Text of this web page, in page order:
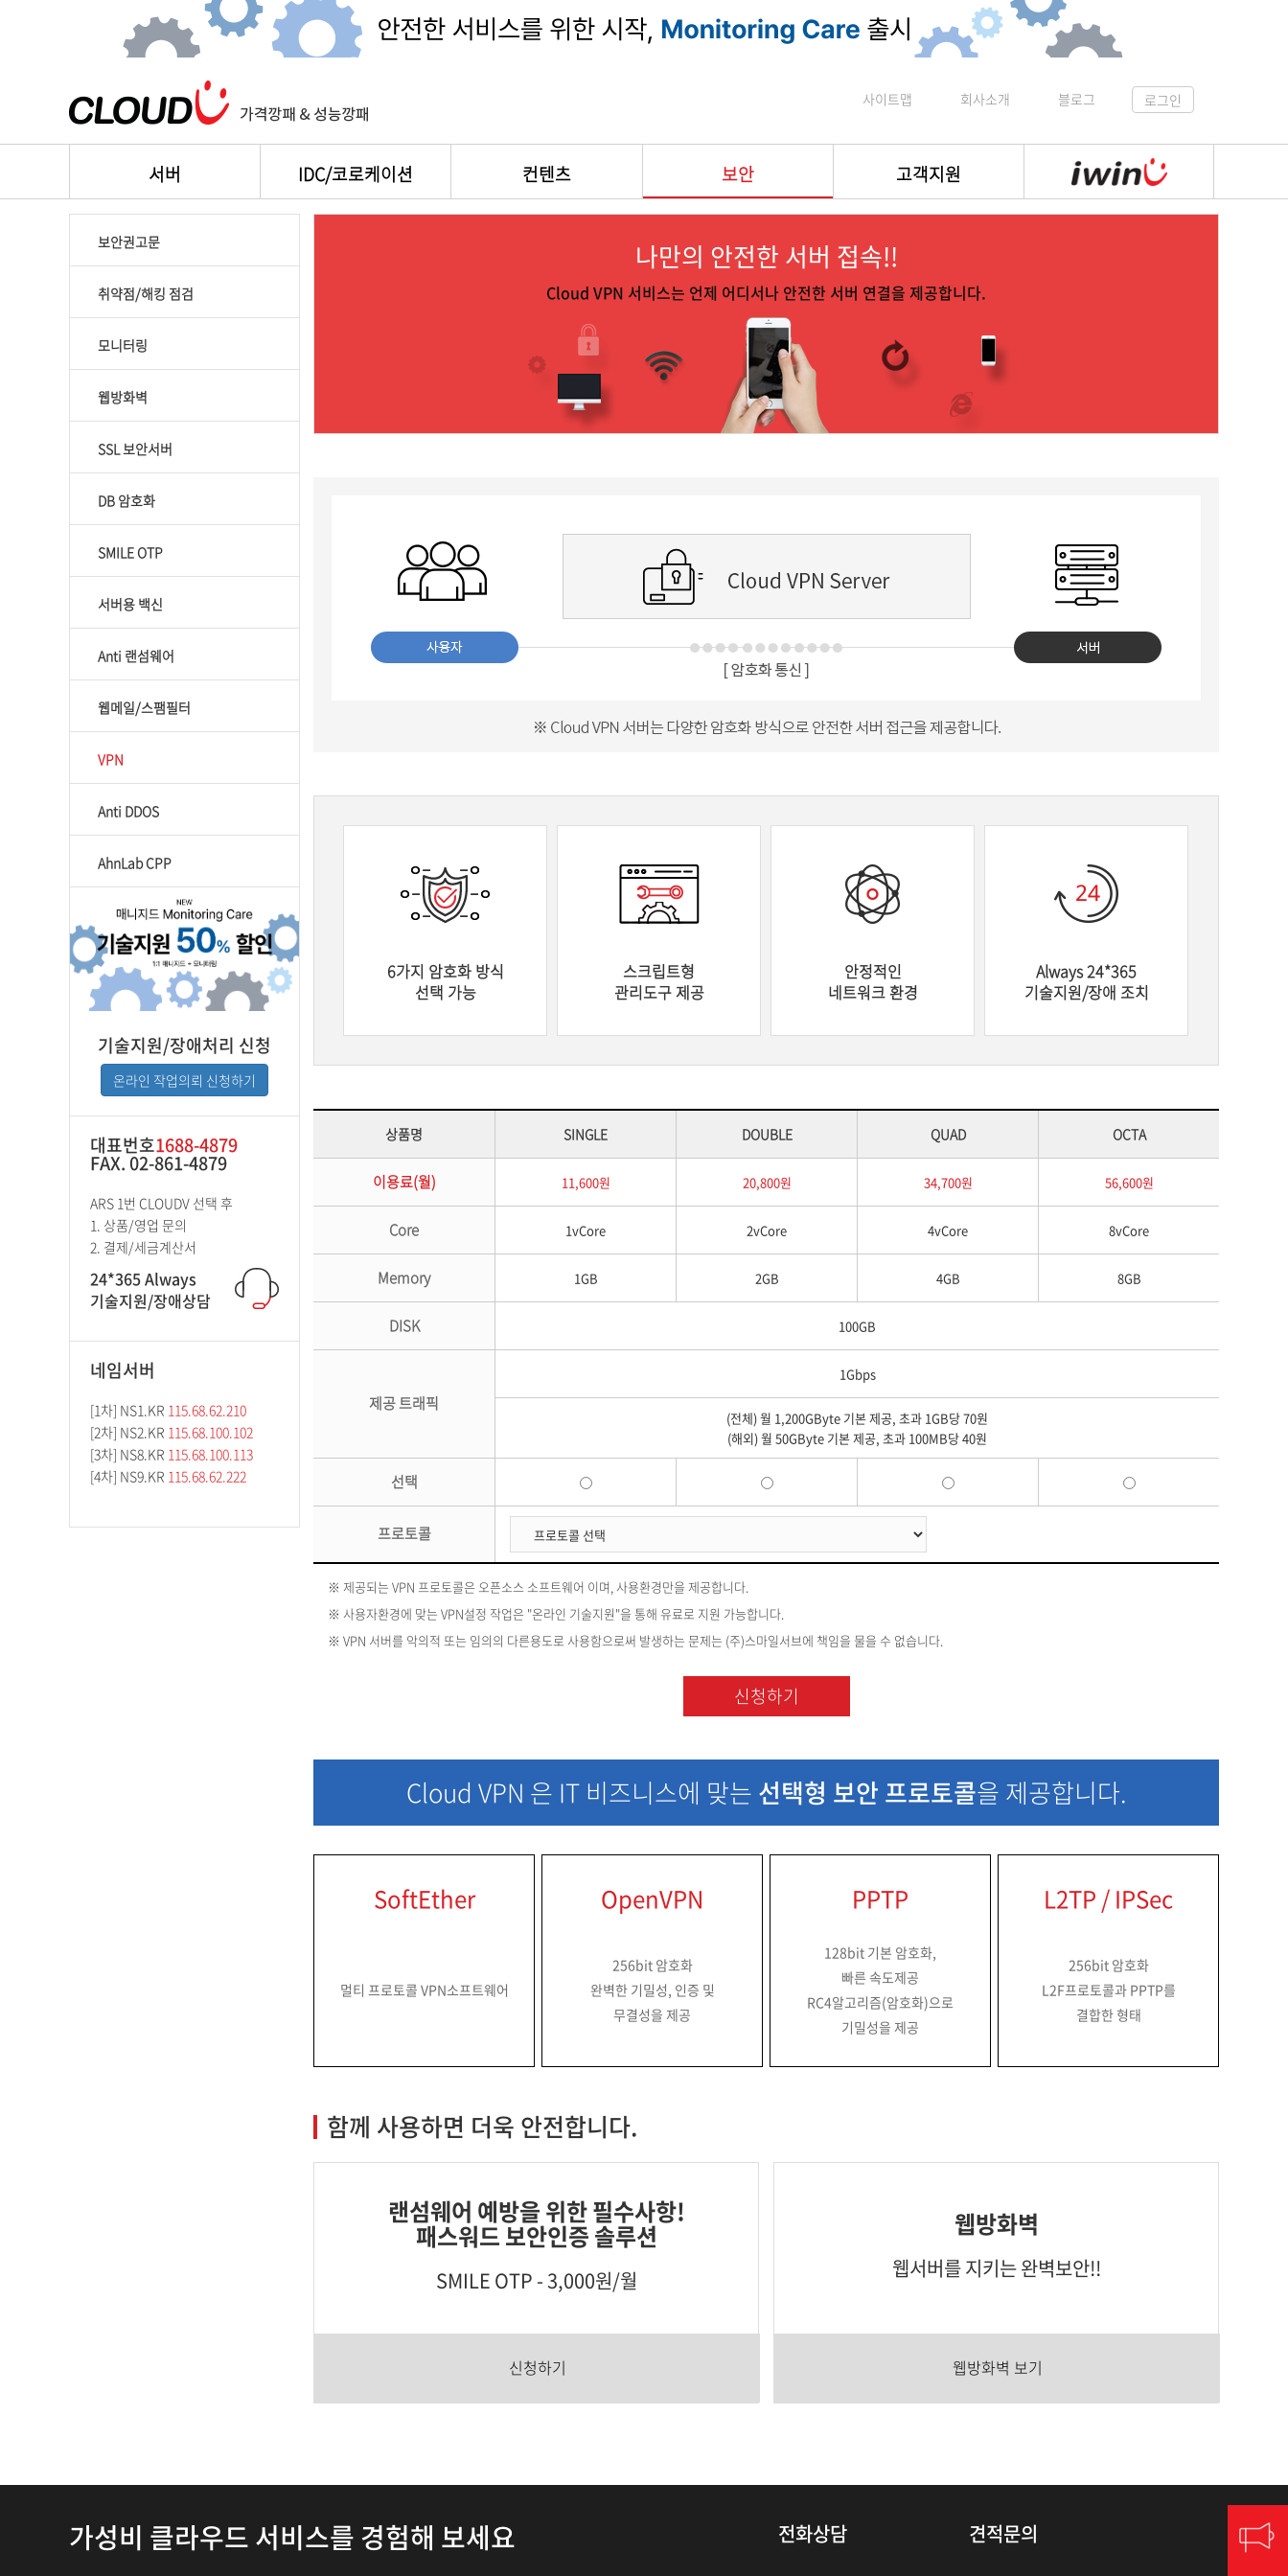
사이트맵 회사소개 블로그 로그인
서버 IDC/코로케이션 컨텐츠 보안 고객지원
보안권고문
취약점/해킹 점검
모니터링
웹방화벽
SSL 보안서버
DB 암호화
SMILE OTP
서버용 백신
Anti 랜섬웨어
웹메일/스팸필터
VPN
Anti DDOS
AhnLab CPP
기술지원/장애처리 신청
온라인 작업의뢰 신청하기
대표번호1688-4879
FAX. 02-861-4879
ARS 1번 CLOUDV 선택 후
1. 상품/영업 문의
2. 결제/세금계산서
24*365 Always
기술지원/장애상담
네임서버
[1차] NS1.KR 115.68.62.210
[2차] NS2.KR 115.68.100.102
[3차] NS8.KR 115.68.100.113
[4차] NS9.KR 115.68.62.222
나만의 안전한 서버 접속!!
Cloud VPN 서비스는 언제 어디서나 안전한 서버 연결을 제공합니다.
6가지 암호화 방식
선택 가능
스크립트형
관리도구 제공
안정적인
네트워크 환경
Always 24*365
기술지원/장애 조치
상품명 SINGLE DOUBLE QUAD OCTA
이용료(월) 11,600원 20,800원 34,700원 56,600원
Core 1vCore 2vCore 4vCore 8vCore
Memory 1GB 2GB 4GB 8GB
DISK 100GB
제공 트래픽
1Gbps
(전체) 월 1,200GByte 기본 제공, 초과 1GB당 70원
(해외) 월 50GByte 기본 제공, 초과 100MB당 40원
선택
프로토콜
※ 제공되는 VPN 프로토콜은 오픈소스 소프트웨어 이며, 사용환경만을 제공합니다.
※ 사용자환경에 맞는 VPN설정 작업은 "온라인 기술지원"을 통해 유료로 지원 가능합니다.
※ VPN 서버를 악의적 또는 임의의 다른용도로 사용함으로써 발생하는 문제는 (주)스마일서브에 책임을 물을 수 없습니다.
신청하기
Cloud VPN 은 IT 비즈니스에 맞는 선택형 보안 프로토콜을 제공합니다.
SoftEther
멀티 프로토콜 VPN소프트웨어
OpenVPN
256bit 암호화
완벽한 기밀성, 인증 및
무결성을 제공
PPTP
128bit 기본 암호화,
빠른 속도제공
RC4알고리즘(암호화)으로
기밀성을 제공
L2TP / IPSec
256bit 암호화
L2F프로토콜과 PPTP를
결합한 형태
함께 사용하면 더욱 안전합니다.
랜섬웨어 예방을 위한 필수사항!
패스워드 보안인증 솔루션
SMILE OTP - 3,000원/월
신청하기
웹방화벽
웹서버를 지키는 완벽보안!!
웹방화벽 보기
가성비 클라우드 서비스를 경험해 보세요
전화상담
견적문의